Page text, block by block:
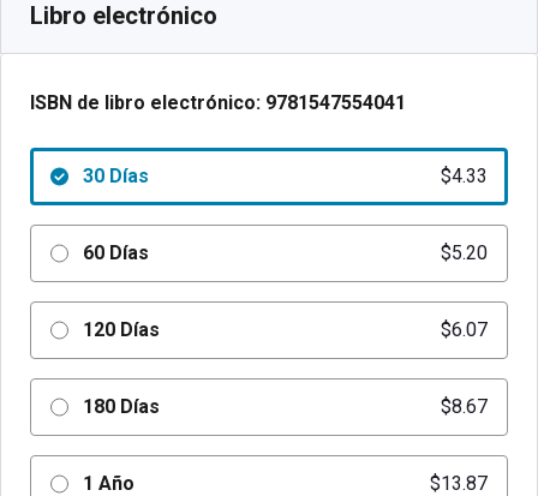
Libro electrónico
ISBN de libro electrónico: 9781547554041
30 Días $4.33
60 Días $5.20
120 Días $6.07
180 Días $8.67
1 Año $13.87